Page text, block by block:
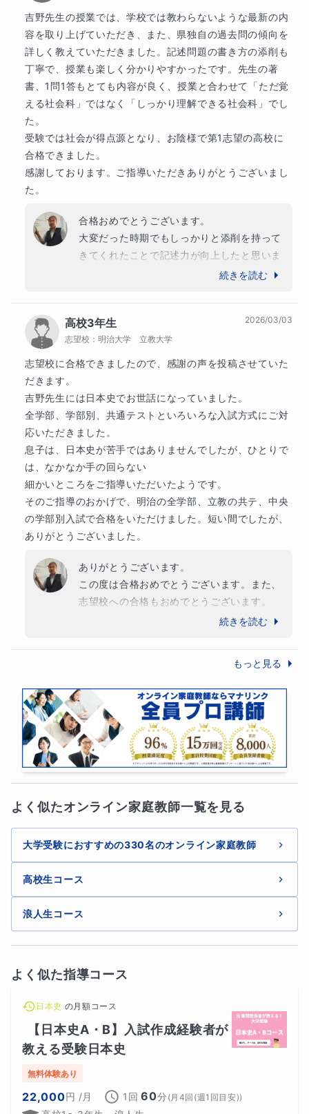
９・10 正誤問題の攻略実戦演習(追加授業で補充も可)
※最初の２・３回は主に正誤問題の基本的な考え方を中心
に講義をします。その後、それらに関連した演習問題を解
いていきます。
受講時期によって回数については習熟度によってばらつ
きがありますので、ご注意ください
※生徒様の志望校によってカリキュラムの変更はございま
【宿題・小テストについて】
か、どれくらいの時間を行うか、まで指示を出します。
②小テスト：ほぼ毎回行います。共通テスト中心の問題
になるか、私大過去問を使用するかは生徒様の状況・志望
校に応じて変わります。
【授業報告について】
マナリンク機能を使って報告します。内容など気になると
ころがございましたらマナリンクチャットを使って質問や
フォローをいたします
返信はその日中に行いますが、仕事等の関係で翌日にずれ
込むことがございます。そのあたりはご容赦ください
①予習については、講義中心の場合は不要ですが、演習
の指示を出している場合は指示された問題を解いたうえで
授業に臨んでください
②その際に、解答の論拠については可能な限り提示して
おいてください。授業時には論拠を自分の言葉で説明でき
分で提示しても構いませんし、教科書、史料集、図表、サ
ブノートなどを使って調べても構いません。
③解答の論拠、あいまいな箇所については△をつけてお
いようにしてください。また、あいまいな箇所以外で判別
ができるところは可能な限り判別してください。あくまで
です( 自分の勉強不足で△にするのは違いますのでご注意
ください )。
④授業時には自分で見つけた論拠と講師が解説した内容
が合致するかどうか確認してください。正解してても解説
と論拠が合致していなければ完全な正解とは思わないでく
吉野先生の授業では、学校では教わらないような最新の内
容を取り上げていただき、また、県独自の過去問の傾向を
詳しく教えていただきました。記述問題の書き方の添削も
丁寧で、授業も楽しく分かりやすかったです。先生の著
書、1問1答もとても内容が良く、授業と合わせて「ただ覚
える社会科」ではなく「しっかり理解できる社会科」でし
た。
受験では社会が得点源となり、お陰様で第1志望の高校に
合格できました。
感謝しております。ご指導いただきありがとうございまし
た。
合格おめでとうございます。
大変だった時期でもしっかりと添削を持って
きてくれたことで記述力が向上したと思いま
んが、頑張ってください。もし、高校でご縁
があるなら地理や政治・経済になると思いま
す。そのときはまたよろしくお願いいたしま
す
続きを読む
高校3年生
志望校： 明治大学 立教大学
2026/03/03
志望校に合格できましたので、感謝の声を投稿させていた
だきます。
吉野先生には日本史でお世話になっていました。
全学部、学部別、共通テストといろいろな入試方式にご対
応いただきました。
息子は、日本史が苦手ではありませんでしたが、ひとりで
は、なかなか手の回らない
細かいところをご指導いただいたようです。
そのご指導のおかげで、明治の全学部、立教の共テ、中央
の学部別入試で合格をいただけました。短い間でしたが、
ありがとうございました。
ありがとうございます。
この度は合格おめでとうございます。また、
志望校への合格もおめでとうございます。
マナリンクで学んだことを大学でもしっかり
続きを読む
もっと見る
よく似たオンライン家庭教師一覧を見る
大学受験におすすめの330名のオンライン家庭教師
高校生コース
浪人生コース
よく似た指導コース
日本史 の月額コース
【日本史A・B】入試作成経験者が
教える受験日本史
無料体験あり
22,000円 /月 1回 60分 (月4回(週1回目安))